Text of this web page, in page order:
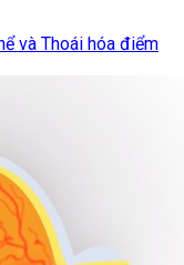
và Thoái hóa điểm